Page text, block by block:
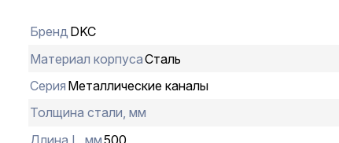
Бренд DKC
Материал корпусаСталь
Серия Металлические каналы
Толщина стали, мм
Длина L, мм500